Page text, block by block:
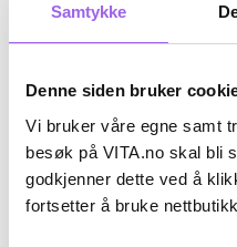
Samtykke
Denne siden bruker
Vi bruker våre egne samt
besøk på VITA.no skal bli
godkjenner dette ved å
fortsetter å bruke
Luxury